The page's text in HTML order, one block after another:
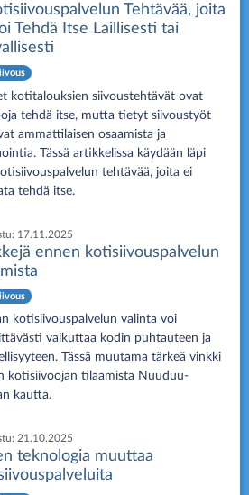
Tehtävää, joita
Tehdä Itse Laillisesti tai
kotitalouksien siivoustehtävät ovat
tehdä itse, mutta tietyt siivoustyöt
ammattilaisen osaamista ja
Tässä artikkelissa käydään läpi
tehtävää, joita ei
tehdä itse.
17.11.2025
ennen kotisiivouspalvelun
kotisiivouspalvelun valinta voi
vaikuttaa kodin puhtauteen ja
Tässä muutama tärkeä vinkki
kotisiivoojan tilaamista Nuuduu-
kautta.
21.10.2025
teknologia muuttaa